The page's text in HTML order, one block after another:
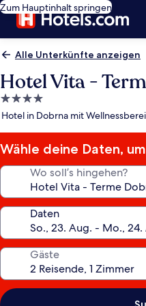
Zum Hauptinhalt springen
Alle Unterkünfte anzeigen
Hotel Vita -
4.0-
Sterne-
Hotel in Dobrna mit
Wähle deine Daten,
Wo soll’s hingehen?
Daten
Gäste